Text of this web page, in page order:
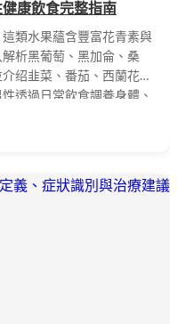
康飲食完整指南
類水果蘊含豐富花青素與
析黑葡萄、黑加侖、桑
绍韭菜、番茄、西蘭花、
透過日常飲食調養身體、